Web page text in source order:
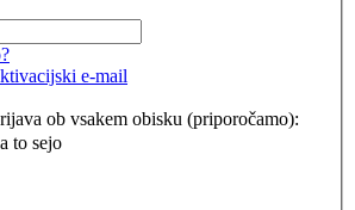
e-mail
ob vsakem obisku (priporočamo):
to sejo